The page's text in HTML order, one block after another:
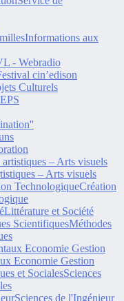
Informations aux
- Webradio
cin’edison
Culturels
– Arts visuels
Création
Littérature et Société
Méthodes
Economie Gestion
Sciences
Sciences de l'Ingénieur